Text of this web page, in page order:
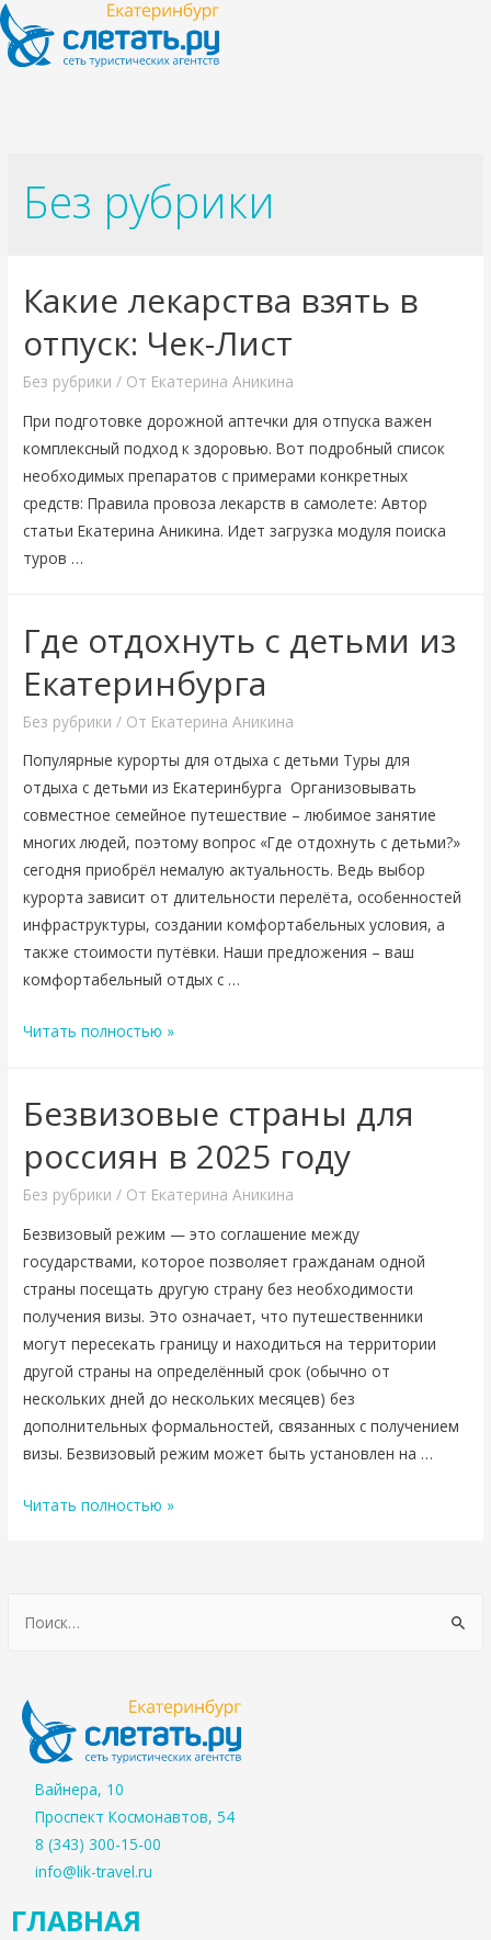
Без рубрики
Какие лекарства взять в
отпуск: Чек-Лист
Без рубрики / От Екатерина Аникина
При подготовке дорожной аптечки для отпуска важен
комплексный подход к здоровью. Вот подробный список
необходимых препаратов с примерами конкретных
средств: Правила провоза лекарств в самолете: Автор
статьи Екатерина Аникина. Идет загрузка модуля поиска
туров …
Где отдохнуть с детьми из
Екатеринбурга
Без рубрики / От Екатерина Аникина
Популярные курорты для отдыха с детьми Туры для
отдыха с детьми из Екатеринбурга Организовывать
совместное семейное путешествие – любимое занятие
многих людей, поэтому вопрос «Где отдохнуть с детьми?»
сегодня приобрёл немалую актуальность. Ведь выбор
курорта зависит от длительности перелёта, особенностей
инфраструктуры, создании комфортабельных условия, а
также стоимости путёвки. Наши предложения – ваш
комфортабельный отдых с …
Читать полностью »
Безвизовые страны для
россиян в 2025 году
Без рубрики / От Екатерина Аникина
Безвизовый режим — это соглашение между
государствами, которое позволяет гражданам одной
страны посещать другую страну без необходимости
получения визы. Это означает, что путешественники
могут пересекать границу и находиться на территории
другой страны на определённый срок (обычно от
нескольких дней до нескольких месяцев) без
дополнительных формальностей, связанных с получением
визы. Безвизовый режим может быть установлен на …
Читать полностью »
Вайнера, 10
Проспект Космонавтов, 54
8 (343) 300-15-00
info@lik-travel.ru
ГЛАВНАЯ